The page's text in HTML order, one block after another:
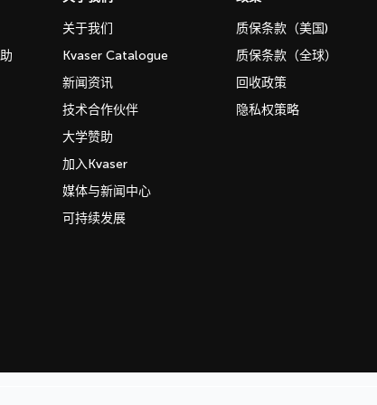
关于我们
Kvaser Catalogue
新闻资讯
技术合作伙伴
大学赞助
加入Kvaser
媒体与新闻中心
可持续发展
质保条款（美国)
质保条款（全球）
回收政策
隐私权策略